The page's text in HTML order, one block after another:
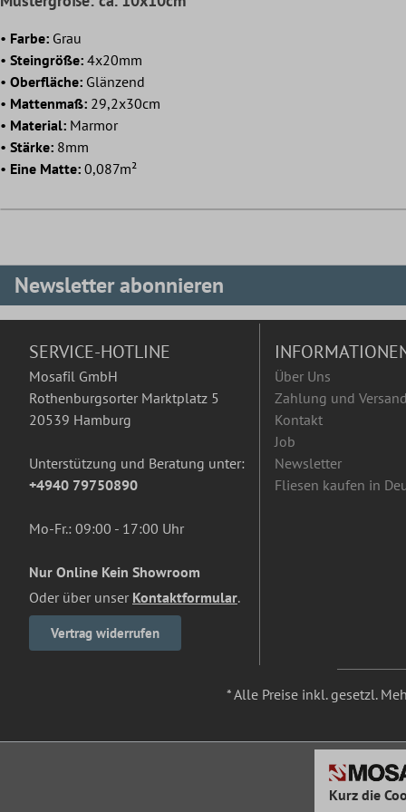
• Farbe: Grau
• Steingröße: 4x20mm
• Oberfläche: Glänzend
• Mattenmaß: 29,2x30cm
• Material: Marmor
• Stärke: 8mm
• Eine Matte: 0,087m²
Newsletter abonnieren
SERVICE-HOTLINE
Mosafil GmbH
Rothenburgsorter Marktplatz 5
20539 Hamburg
Unterstützung und Beratung unter:
+4940 79750890
Mo-Fr.: 09:00 - 17:00 Uhr
Nur Online Kein Showroom
Oder über unser Kontaktformular.
Vertrag widerrufen
Über Uns
Zahlung und Versand
Kontakt
Job
Newsletter
Fliesen kaufen in
* Alle Preise inkl. gesetzl.
Kurz die